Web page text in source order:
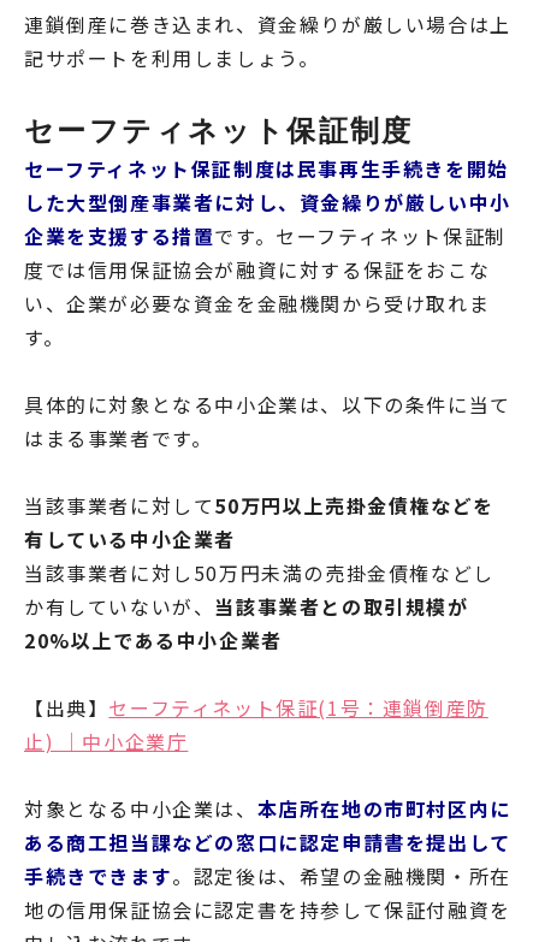
連鎖倒産に巻き込まれ、資金繰りが厳しい場合は上
記サポートを利用しましょう。
セーフティネット保証制度
セーフティネット保証制度は民事再生手続きを開始
した大型倒産事業者に対し、資金繰りが厳しい中小
企業を支援する措置です。セーフティネット保証制
度では信用保証協会が融資に対する保証をおこな
い、企業が必要な資金を金融機関から受け取れま
す。
具体的に対象となる中小企業は、以下の条件に当て
はまる事業者です。
当該事業者に対して50万円以上売掛金債権などを
有している中小企業者
当該事業者に対し50万円未満の売掛金債権などし
か有していないが、 当該事業者との取引規模が
20%以上である中小企業者
【出典】 セーフティネット保証(1号：連鎖倒産防
止) ｜中小企業庁
対象となる中小企業は、 本店所在地の市町村区内に
ある商工担当課などの窓口に認定申請書を提出して
手続きできます。認定後は、希望の金融機関・所在
地の信用保証協会に認定書を持参して保証付融資を